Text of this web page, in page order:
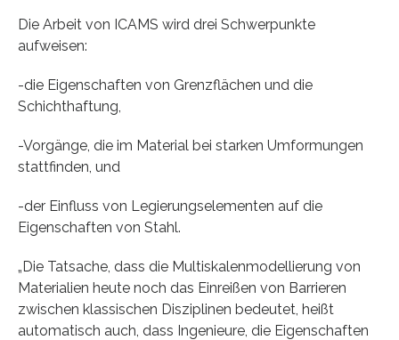
Die Arbeit von ICAMS wird drei Schwerpunkte
aufweisen:
-die Eigenschaften von Grenzflächen und die
Schichthaftung,
-Vorgänge, die im Material bei starken Umformungen
stattfinden, und
-der Einfluss von Legierungselementen auf die
Eigenschaften von Stahl.
„Die Tatsache, dass die Multiskalenmodellierung von
Materialien heute noch das Einreißen von Barrieren
zwischen klassischen Disziplinen bedeutet, heißt
automatisch auch, dass Ingenieure, die Eigenschaften